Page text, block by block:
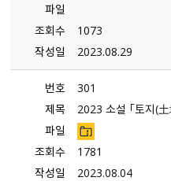
파일
조회수
1073
작성일
2023.08.29
번호
301
제목
2023 소설 「토지（
파일
조회수
1781
작성일
2023.08.04